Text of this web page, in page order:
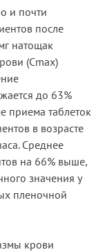
и почти
после
натощак
(Cmax)
до 63%
приема таблеток
в возрасте
Среднее
на 66% выше,
значения у
пленочной
крови